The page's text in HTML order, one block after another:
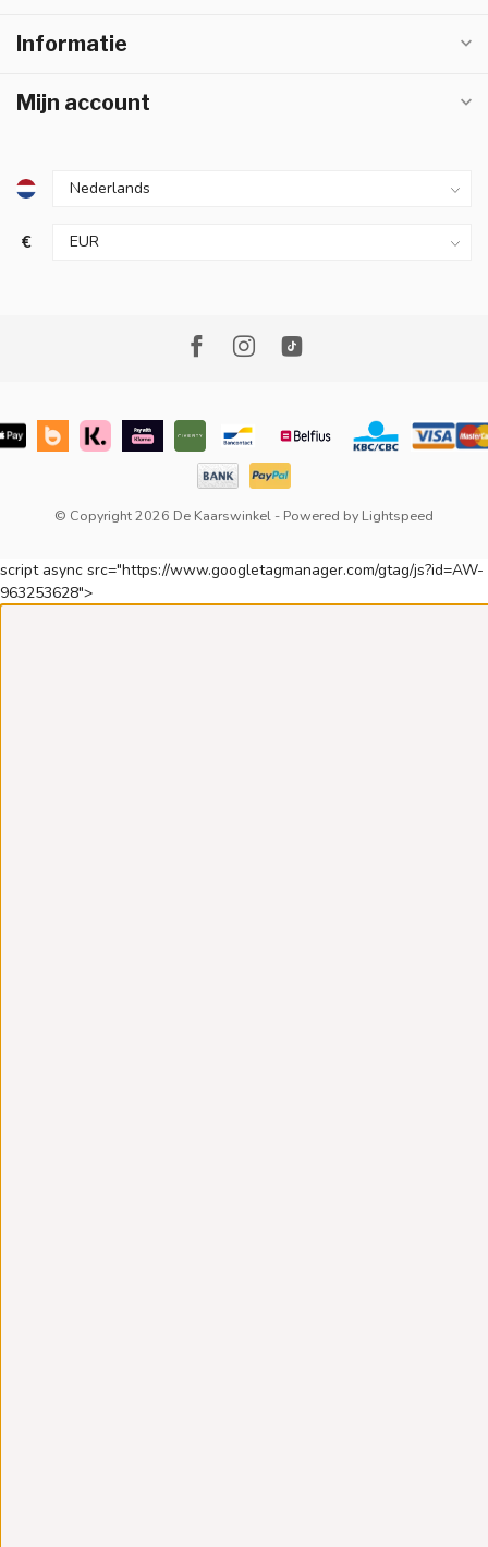
Informatie
Mijn account
€
© Copyright 2026 De Kaarswinkel - Powered by Lightspeed
script async src="https://www.googletagmanager.com/gtag/js?id=AW-
963253628">